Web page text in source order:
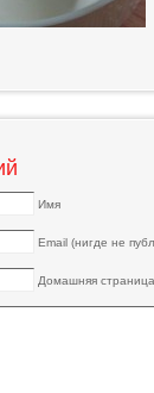
Имя
Email (нигде не
Домашняя страница